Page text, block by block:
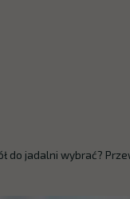
do jadalni wybrać?